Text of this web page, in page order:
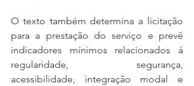
O texto também determina a licitação
para a prestação do serviço e prevê
indicadores mínimos relacionados à
regularidade, segurança,
acessibilidade, integração modal e